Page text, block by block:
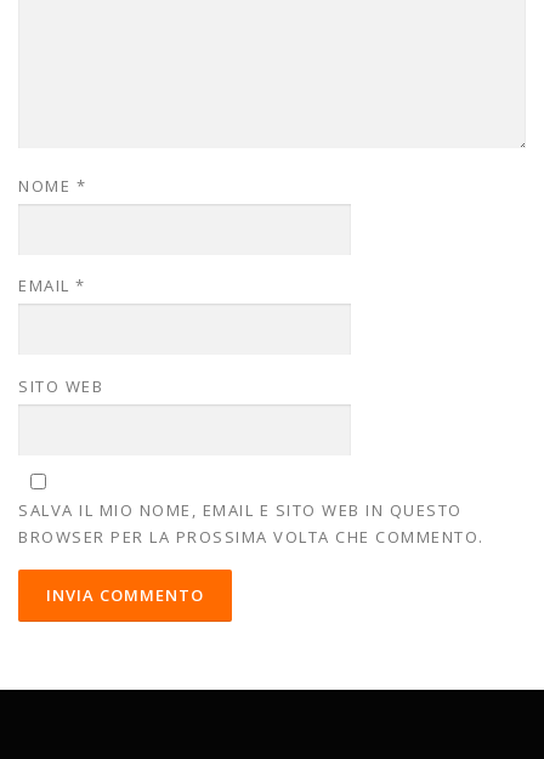
NOME *
EMAIL *
SITO WEB
SALVA IL MIO NOME, EMAIL E SITO WEB IN QUESTO
BROWSER PER LA PROSSIMA VOLTA CHE COMMENTO.